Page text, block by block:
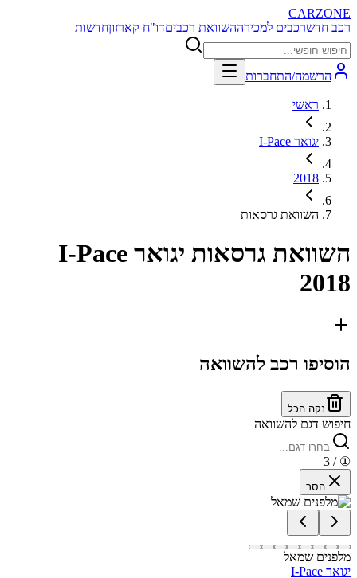
CARZONE
רכב חדשרכבים למכירההשוואת רכביםדו"ח קארזוןחדשות
הרשמה/התחברות
ראשי
יגואר I-Pace
2018
השוואת גרסאות
השוואת גרסאות
יגואר I-Pace
2018
הוסיפו רכב להשוואה
נקה הכל
חיפוש דגם להשוואה
①
/ 3
הסר
מלפנים שמאל
יגואר I-Pace